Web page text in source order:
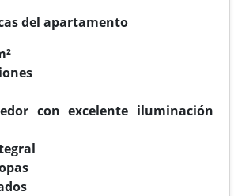
del apartamento
con excelente iluminación